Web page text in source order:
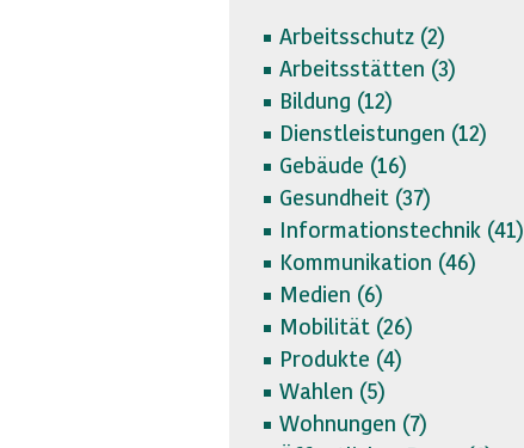
Arbeitsschutz (2)
Arbeitsstätten (3)
Bildung (12)
Dienstleistungen (12)
Gebäude (16)
Gesundheit (37)
Informationstechnik (41)
Kommunikation (46)
Medien (6)
Mobilität (26)
Produkte (4)
Wahlen (5)
Wohnungen (7)